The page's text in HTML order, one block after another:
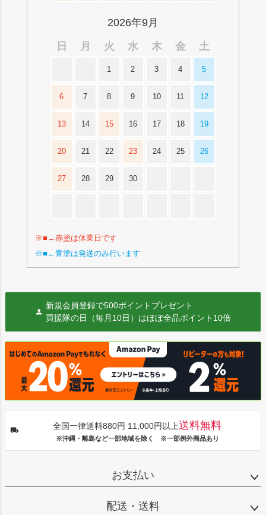
2026年9月
日
月 火 水 木 金 土
1 2 3 4 5
6 7 8 9 10 11 12
13 14 15 16 17 18 19
20 21 22 23 24 25 26
27 28 29 30
※■←赤塗は休業日です
※■←青塗は発送のみ行います
新規会員登録で500ポイントプレゼント
買援隊の日（毎月10日）はほぼ全品ポイント10倍
全国一律送料880円 11,000円以上送料無料
※沖縄・離島など一部地域を除く ※一部例外商品あり
お支払い
配送・送料